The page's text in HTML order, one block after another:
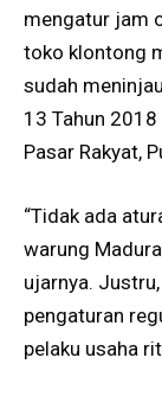
mengatur jam
toko klontong
sudah
13 Tahun
Pasar Rakyat,
“Tidak ada
warung
ujarnya.
pengaturan
pelaku usaha